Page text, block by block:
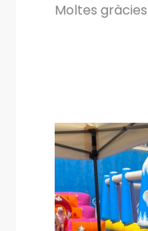
Moltes